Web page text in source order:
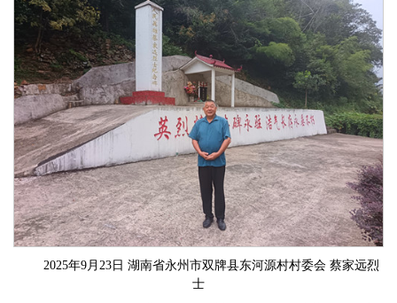
2025年9月23日 湖南省永州市双牌县东河源村村委会 蔡家远烈
士